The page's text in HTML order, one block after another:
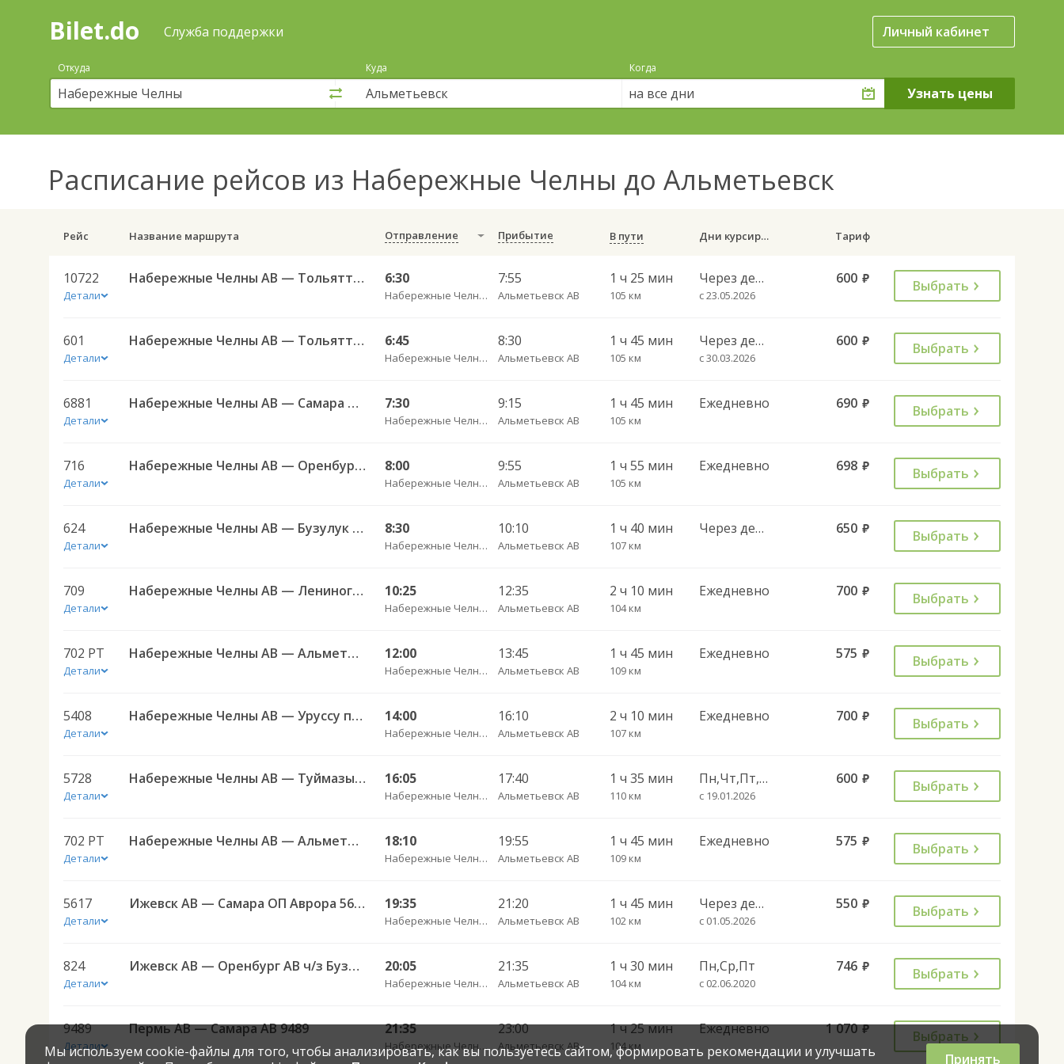
Поиск
покупка
билетов
автобус
онлайн
Bilet.do Служба поддержки Личный кабинет
Откуда Куда Когда
на все дни
Расписание рейсов из Набережные Челны до Альметьевск
Рейс Название маршрута Отправление Прибытие В пути Дни курсирования Тариф
10722
Детали
Набережные Челны АВ — Тольятти АВ (Новый город) 10722 6:30
Набережные Челны АВ
7:55
Альметьевск АВ
1 ч 25 мин
105 км
Через день
с 23.05.2026
600 руб. Выбрать
601
Детали
Набережные Челны АВ — Тольятти АВ (Новый город) 601 6:45
Набережные Челны АВ
8:30
Альметьевск АВ
1 ч 45 мин
105 км
Через день
с 30.03.2026
600 руб. Выбрать
6881
Детали
Набережные Челны АВ — Самара АВ 6881 7:30
Набережные Челны АВ
9:15
Альметьевск АВ
1 ч 45 мин
105 км
Ежедневно 690 руб. Выбрать
716
Детали
Набережные Челны АВ — Оренбург АВ 716 8:00
Набережные Челны АВ
9:55
Альметьевск АВ
1 ч 55 мин
105 км
Ежедневно 698 руб. Выбрать
624
Детали
Набережные Челны АВ — Бузулук АВ 624 8:30
Набережные Челны АВ
10:10
Альметьевск АВ
1 ч 40 мин
107 км
Через день 650 руб. Выбрать
709
Детали
Набережные Челны АВ — Лениногорск АВ 709 10:25
Набережные Челны АВ
12:35
Альметьевск АВ
2 ч 10 мин
104 км
Ежедневно 700 руб. Выбрать
702 РТ
Детали
Набережные Челны АВ — Альметьевск АВ 702 РТ 12:00
Набережные Челны АВ
13:45
Альметьевск АВ
1 ч 45 мин
109 км
Ежедневно 575 руб. Выбрать
5408
Детали
Набережные Челны АВ — Уруссу пгт 5408 14:00
Набережные Челны АВ
16:10
Альметьевск АВ
2 ч 10 мин
107 км
Ежедневно 700 руб. Выбрать
5728
Детали
Набережные Челны АВ — Туймазы АВ 5728 16:05
Набережные Челны АВ
17:40
Альметьевск АВ
1 ч 35 мин
110 км
Пн,Чт,Пт,Сб
с 19.01.2026
600 руб. Выбрать
702 РТ
Детали
Набережные Челны АВ — Альметьевск АВ 702 РТ 18:10
Набережные Челны АВ
19:55
Альметьевск АВ
1 ч 45 мин
109 км
Ежедневно 575 руб. Выбрать
5617
Детали
Ижевск АВ — Самара ОП Аврора 5617 19:35
Набережные Челны АВ
21:20
Альметьевск АВ
1 ч 45 мин
102 км
Через день
с 01.05.2026
550 руб. Выбрать
824
Детали
Ижевск АВ — Оренбург АВ ч/з Бузулук АВ 824 20:05
Набережные Челны АВ
21:35
Альметьевск АВ
1 ч 30 мин
104 км
Пн,Ср,Пт
с 02.06.2020
746 руб. Выбрать
9489
Детали
Пермь АВ — Самара АВ 9489 21:35
Набережные Челны АВ
23:00
Альметьевск АВ
1 ч 25 мин
104 км
Ежедневно 1 070 руб.
Выбрать
Мы используем cookie-файлы для того, чтобы анализировать, как вы пользуетесь сайтом, формировать рекомендации и улучшать
Принять